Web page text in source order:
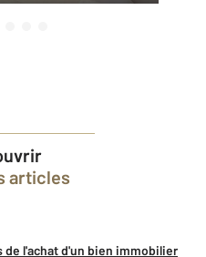
articles
l'achat d'un bien immobilier